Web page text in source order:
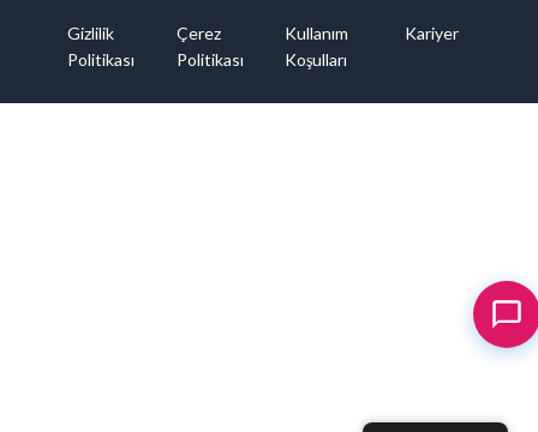
Gizlilik
Politikası
Çerez
Politikası
Kullanım
Koşulları
Kariyer